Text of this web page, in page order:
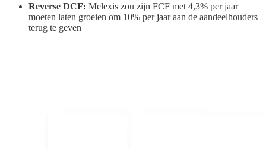
Reverse DCF: Melexis zou zijn FCF met 4,3% per jaar
moeten laten groeien om 10% per jaar aan de aandeelhouders
terug te geven